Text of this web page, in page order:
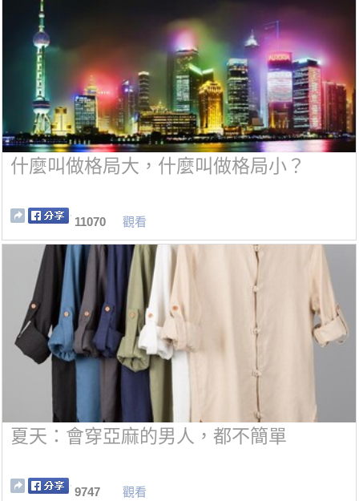
什麼叫做格局大，什麼叫做格局小？
11070 觀看
夏天：會穿亞麻的男人，都不簡單
9747 觀看